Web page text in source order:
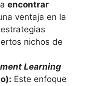
encontrar
ventaja en la
nichos de
Learning
Este enfoque